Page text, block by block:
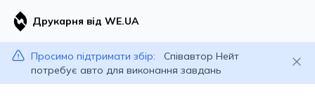
Друкарня від WE.UA
Просимо підтримати збір:
Співавтор Нейт
потребує авто для виконання завдань